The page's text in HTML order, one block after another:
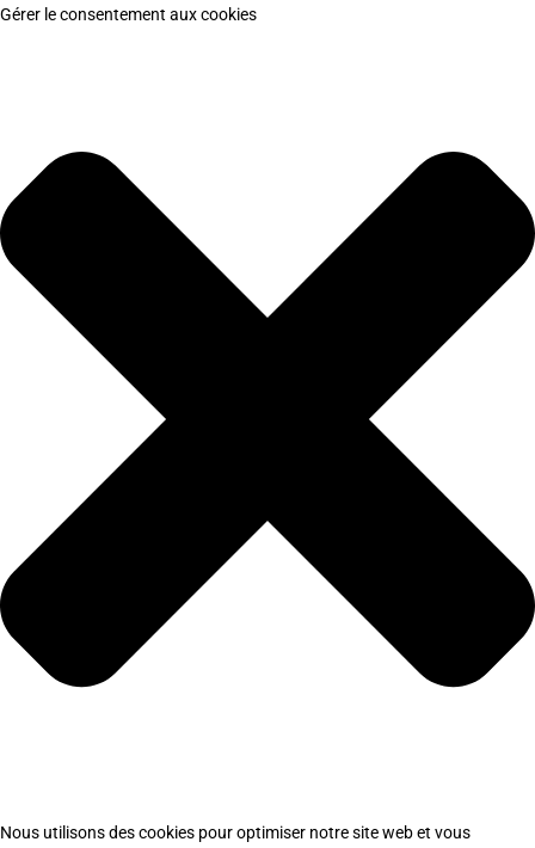
Gérer le consentement aux cookies
Nous utilisons des cookies pour optimiser notre site web et vous